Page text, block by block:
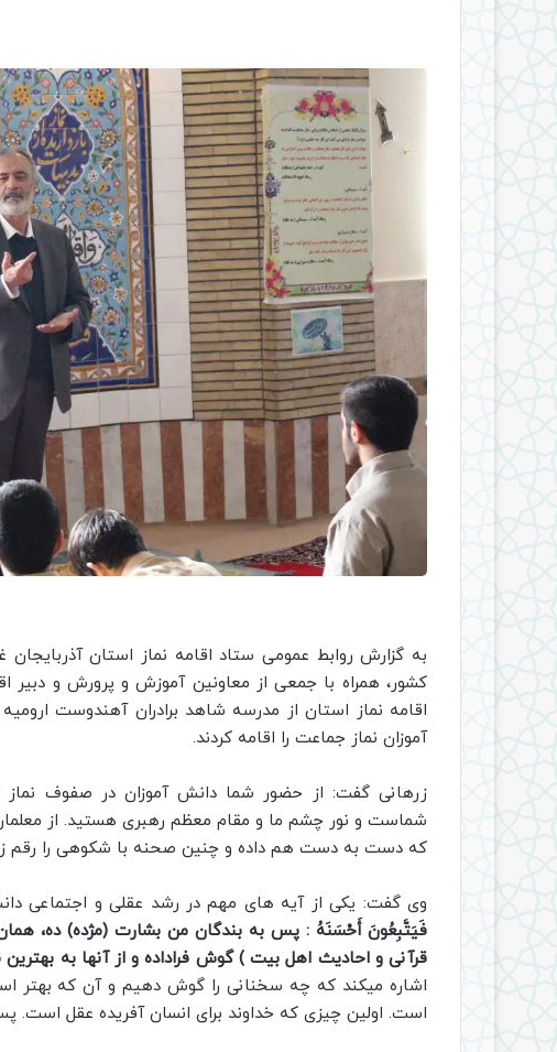
به گزارش روابط عمومی ستاد اقامه نماز استان آذربایجان
کشور، همراه با جمعی از معاونین آموزش و پرورش و
اقامه نماز استان از مدرسه شاهد برادران آهندوست
آموزان نماز جماعت را اقامه کردند.
زرهانی گفت: از حضور شما دانش آموزان در صفوف
شماست و نور چشم ما و مقام معظم رهبری هستید. از
که دست به دست هم داده و چنین صحنه با شکوهی را رقم
وی گفت: یکی از آیه های مهم در رشد عقلی و اجتماعی
فَیَتَّبِعُونَ أَحْسَنَهُ : پس به بندگان من بشارت (مژده) ده،
قرآنی و احادیث اهل بیت ) گوش فراداده و از آنها به
اشاره میکند که چه سخنانی را گوش دهیم و آن که بهتر
است. اولین چیزی که خداوند برای انسان آفریده عقل